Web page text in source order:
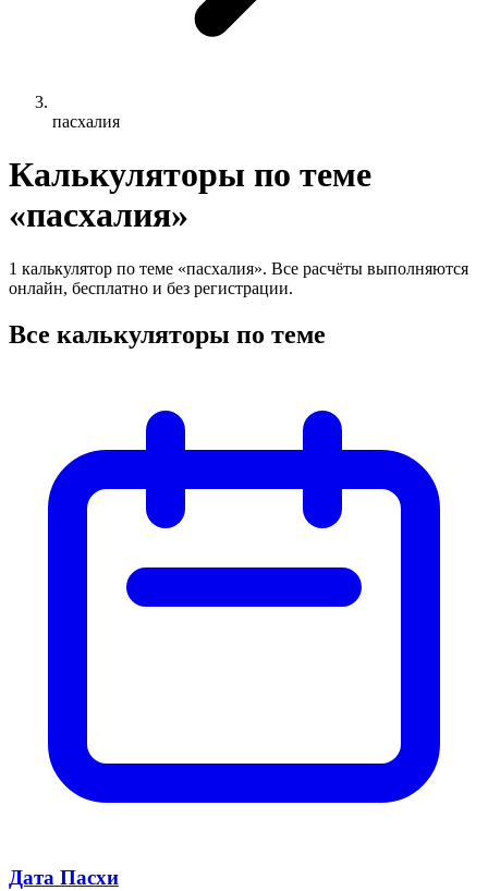
пасхалия
Калькуляторы по теме
«пасхалия»
1 калькулятор по теме «пасхалия». Все расчёты выполняются
онлайн, бесплатно и без регистрации.
Все калькуляторы по теме
Дата Пасхи